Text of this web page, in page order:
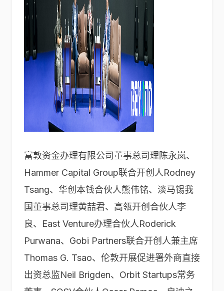
富敦资金办理有限公司董事总司理陈永岚、
Hammer Capital Group联合开创人Rodney
Tsang、华创本钱合伙人熊伟铭、淡马锡我
国董事总司理黄喆君、高瓴开创合伙人李
良、East Venture办理合伙人Roderick
Purwana、Gobi Partners联合开创人兼主席
Thomas G. Tsao、伦敦开展促进署外商直接
出资总监Neil Brigden、Orbit Startups常务